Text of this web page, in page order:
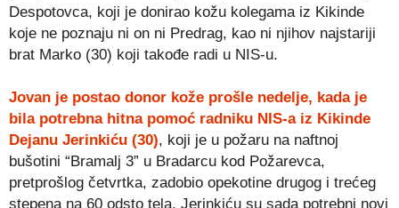
Despotovca, koji je donirao kožu kolegama iz Kikinde
koje ne poznaju ni on ni Predrag, kao ni njihov najstariji
brat Marko (30) koji takođe radi u NIS-u.
Jovan je postao donor kože prošle nedelje, kada je
bila potrebna hitna pomoć radniku NIS-a iz Kikinde
Dejanu Jerinkiću (30), koji je u požaru na naftnoj
bušotini “Bramalj 3” u Bradarcu kod Požarevca,
pretprošlog četvrtka, zadobio opekotine drugog i trećeg
stepena na 60 odsto tela. Jerinkiću su sada potrebni novi